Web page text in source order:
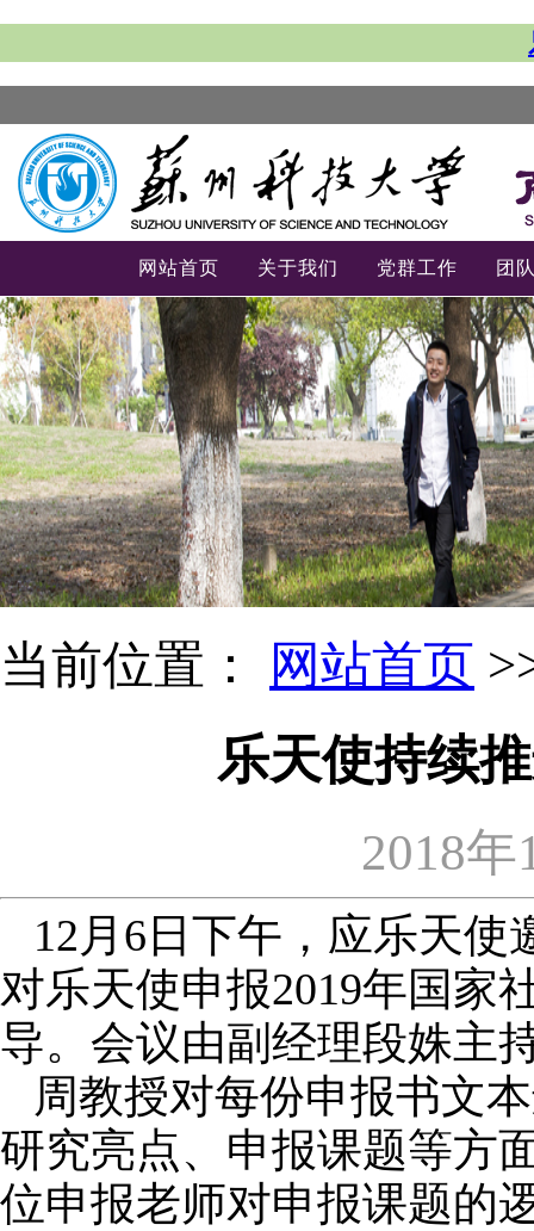
网站首页 关于我们 党群工作 团
-->
当前位置： 网站首页
乐天使持续
2018
12月6日下午，应乐天
对乐天使申报2019年国家
导。会议由副经理段姝主
周教授对每份申报书文
研究亮点、申报课题等方
位申报老师对申报课题的